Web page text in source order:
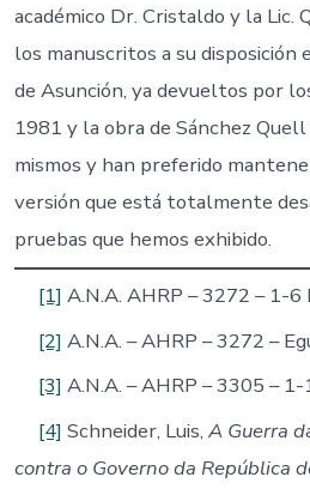
académico Dr. Cristaldo y la Lic.
los manuscritos a su disposición
de Asunción, ya devueltos por
1981 y la obra de Sánchez
mismos y han preferido
versión que está totalmente
pruebas que hemos exhibido.
[1] A.N.A. AHRP – 3272 – 1-6
[2] A.N.A. – AHRP – 3272 –
[3] A.N.A. – AHRP – 3305 – 1-
[4] Schneider, Luis, A Guerra
contra o Governo da República